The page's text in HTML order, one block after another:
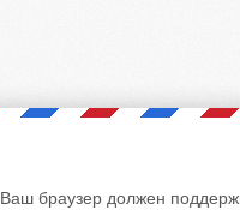
Ваш браузер должен